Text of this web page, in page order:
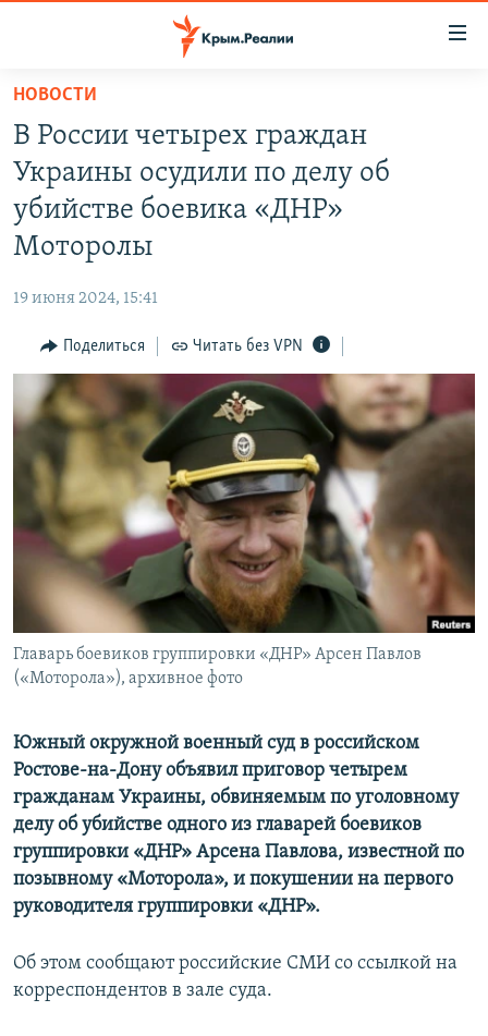
Вернуться
основному
содержанию
Вернутся
главной
Вернутся
поиску
ГРУЗ 200
ВОДА
ИСТОРИЯ
ИНФОГРАФИКА
ТЕЛЕПРОЕКТ КРЫМ.РЕАЛИИ
СОВЕТЫ ПРАВОЗАЩИТНИКОВ
ПРОПАВШИЕ БЕЗ ВЕСТИ
ПОБЕДИТЕЛЕЙ НЕ СУДЯТ?
КРЫМ.НЕПОКОРЕННЫЙ
ELIFBE
УКРАИНСКАЯ ПРОБЛЕМА КРЫМА
РАДІО СВОБОДА
КАК ОБОЙТИ БЛОКИРОВКУ
Українською
Qırımtatar
ПРИСОЕДИНЯЙТЕСЬ!
Все сайты RFE/RL
НОВОСТИ
В России четырех граждан
Украины осудили по делу об
убийстве боевика «ДНР»
Моторолы
19 июня 2024, 15:41
Поделиться Читать без VPN
Главарь боевиков группировки «ДНР» Арсен Павлов
(«Моторола»), архивное фото
Южный окружной военный суд в российском
Ростове-на-Дону объявил приговор четырем
гражданам Украины, обвиняемым по уголовному
делу об убийстве одного из главарей боевиков
группировки «ДНР» Арсена Павлова, известной по
позывному «Моторола», и покушении на первого
руководителя группировки «ДНР».
Об этом сообщают российские СМИ со ссылкой на
корреспондентов в зале суда.